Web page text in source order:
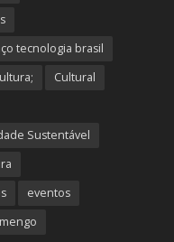
tecnologia brasil
Cultural
Sustentável
eventos